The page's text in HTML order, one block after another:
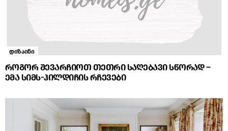
დიზაინი
როგორ შევარჩიოთ თეთრი საღებავი სწორად –
ემა სიმს-ჰილდიჩის რჩევები